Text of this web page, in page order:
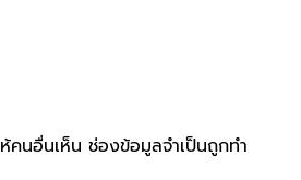
คนอื่นเห็น ช่องข้อมูลจำเป็นถูกทำ